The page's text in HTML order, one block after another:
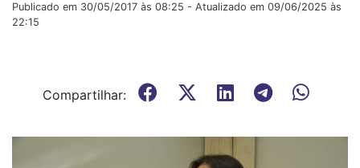
Publicado em 30/05/2017 às 08:25 - Atualizado em 09/06/2025 às
22:15
Compartilhar: